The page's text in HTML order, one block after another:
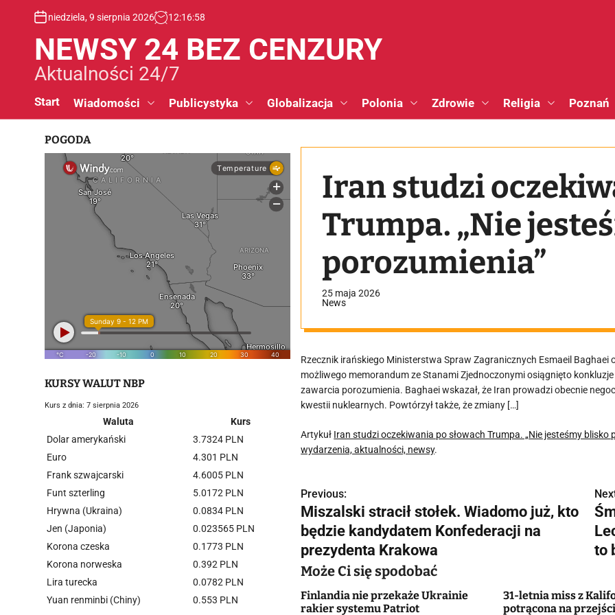
niedziela, 9 sierpnia 2026 12:16:59
NEWSY 24 BEZ CENZURY
Aktualności 24/7
Start Wiadomości Publicystyka Globalizacja Polonia Zdrowie Religia Poznań
Iran studzi
Trumpa. „Nie
porozumienia”
25 maja 2026
News
Rzecznik irańskiego Ministerstwa Spraw Zagranicznych Esmaeil
możliwego memorandum ze Stanami Zjednoczonymi osiągnięto
zawarcia porozumienia. Baghaei wskazał, że Iran prowadzi obecnie
kwestii nuklearnych. Powtórzył także, że zmiany […]
Artykuł Iran studzi oczekiwania po słowach Trumpa. „Nie jesteśmy blisko
wydarzenia, aktualności, newsy.
N
a
w
i
g
Previous:
Miszalski stracił stołek. Wiadomo już, kto
będzie kandydatem Konfederacji na
prezydenta Krakowa
to
Może Ci się spodobać
Finlandia nie przekaże Ukrainie
rakier systemu Patriot
31-letnia miss z
potrącona na
POGODA
KURSY WALUT NBP
Kurs z dnia: 7 sierpnia 2026
Waluta
Kurs
Dolar amerykański
3.7324 PLN
Euro
4.301 PLN
Frank szwajcarski
4.6005 PLN
Funt szterling
5.0172 PLN
Hrywna (Ukraina)
0.0834 PLN
Jen (Japonia)
0.023565 PLN
Korona czeska
0.1773 PLN
Korona norweska
0.392 PLN
Lira turecka
0.0782 PLN
Yuan renminbi (Chiny)
0.553 PLN